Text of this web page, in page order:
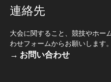
連絡先
大会に関すること、競技やホー
わせフォームからお願いします。
→ お問い合わせ